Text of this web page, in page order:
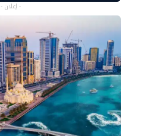
- إعلان -